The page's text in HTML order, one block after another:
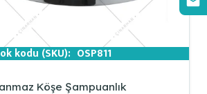
kodu (SKU): OSP811
Köşe Şampuanlık